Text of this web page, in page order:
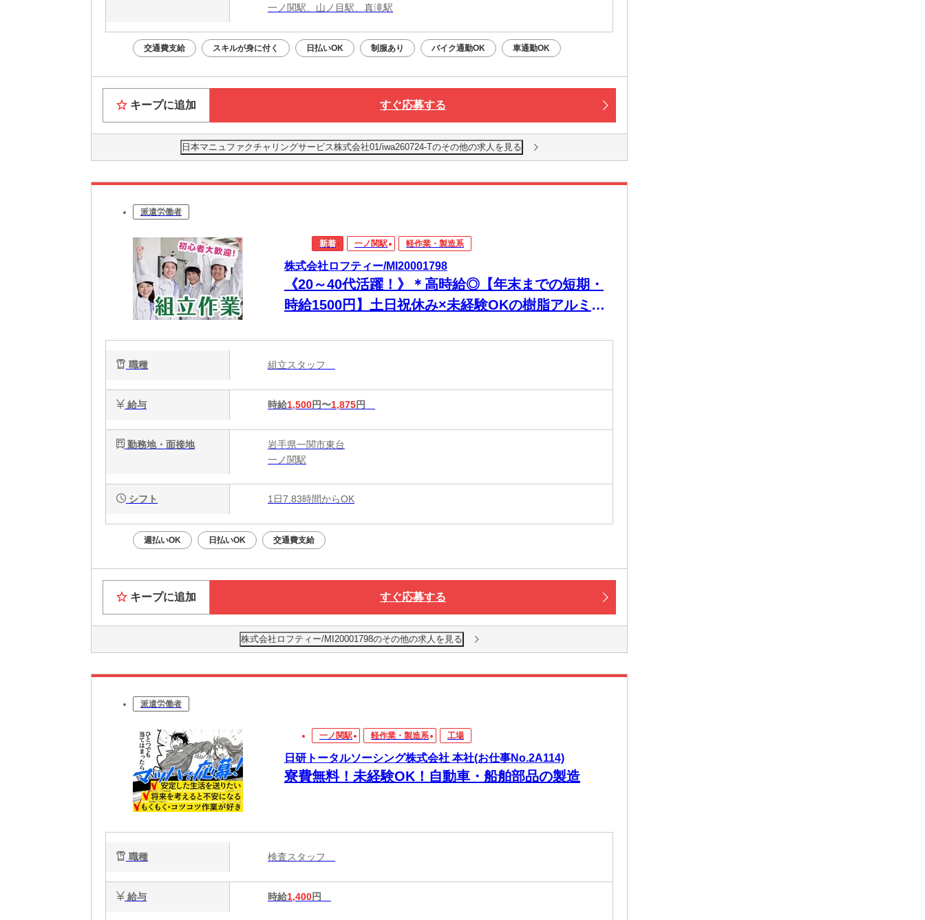
一ノ関駅、山ノ目駅、真滝駅
交通費支給 スキルが身に付く 日払いOK 制服あり バイク通勤OK 車通勤OK
キープに追加 すぐ応募する
日本マニュファクチャリングサービス株式会社01/iwa260724-Tのその他の求人を見る
派遣労働者
新着 一ノ関駅 軽作業・製造系
株式会社ロフティー/MI20001798
《20～40代活躍！》＊高時給◎【年末までの短期・
時給1500円】土日祝休み×未経験OKの樹脂アルミ製
職種 組立スタッフ
給与 時給1,500円〜1,875円
勤務地・面接地
岩手県一関市東台
一ノ関駅
シフト 1日7.83時間からOK
週払いOK 日払いOK 交通費支給
キープに追加 すぐ応募する
株式会社ロフティー/MI20001798のその他の求人を見る
派遣労働者
一ノ関駅 軽作業・製造系 工場
日研トータルソーシング株式会社 本社(お仕事No.2A114)
寮費無料！未経験OK！自動車・船舶部品の製造
職種 検査スタッフ
給与 時給1,400円